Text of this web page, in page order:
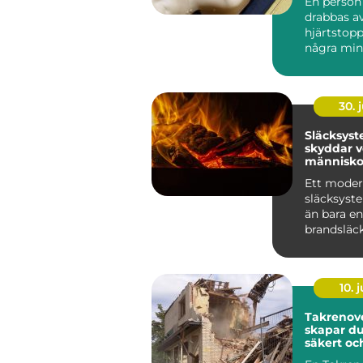
drabbas
några
hinner...
30.
skyddar
Ett
än bara en
som ...
10.
skapar
säkert